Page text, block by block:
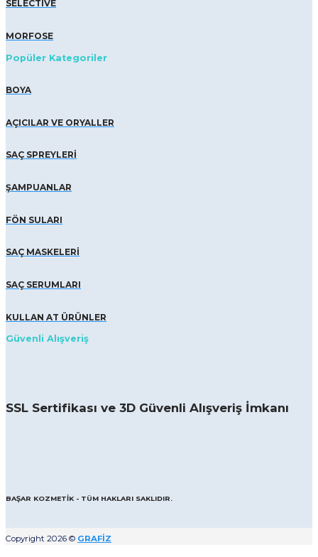
SELECTIVE
MORFOSE
Popüler Kategoriler
BOYA
AÇICILAR VE ORYALLER
SAÇ SPREYLERİ
ŞAMPUANLAR
FÖN SULARI
SAÇ MASKELERİ
SAÇ SERUMLARI
KULLAN AT ÜRÜNLER
Güvenli Alışveriş
SSL Sertifikası ve 3D Güvenli Alışveriş İmkanı
BAŞAR KOZMETİK - TÜM HAKLARI SAKLIDIR.
Copyright 2026 © GRAFİZ